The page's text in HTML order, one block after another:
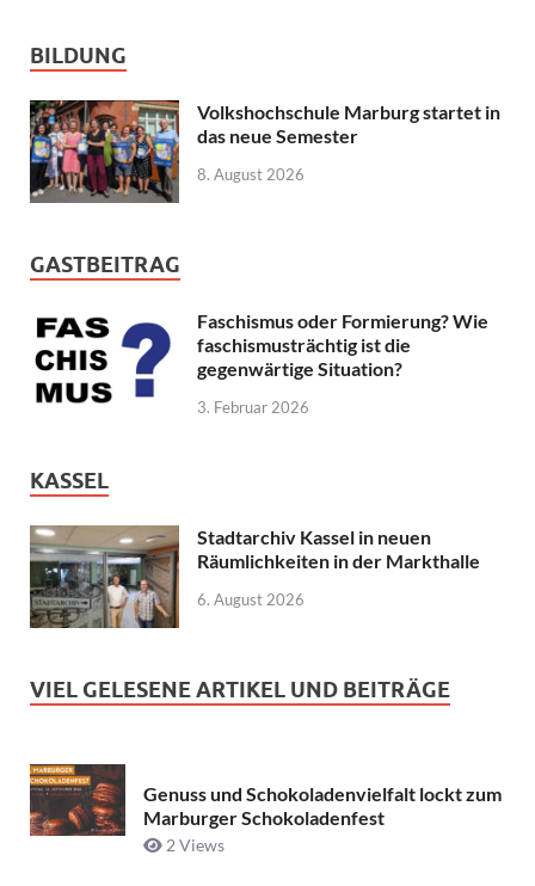
BILDUNG
Volkshochschule Marburg startet in
das neue Semester
8. August 2026
GASTBEITRAG
Faschismus oder Formierung? Wie
faschismusträchtig ist die
gegenwärtige Situation?
3. Februar 2026
KASSEL
Stadtarchiv Kassel in neuen
Räumlichkeiten in der Markthalle
6. August 2026
VIEL GELESENE ARTIKEL UND BEITRÄGE
Genuss und Schokoladenvielfalt lockt zum
Marburger Schokoladenfest
2 Views